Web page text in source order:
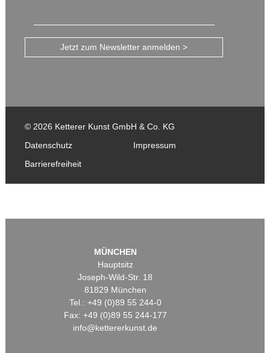
Jetzt zum Newsletter anmelden >
© 2026 Ketterer Kunst GmbH & Co. KG
Datenschutz
Impressum
Barrierefreiheit
MÜNCHEN
Hauptsitz
Joseph-Wild-Str. 18
81829 München
Tel.: +49 (0)89 55 244-0
Fax: +49 (0)89 55 244-177
info@kettererkunst.de